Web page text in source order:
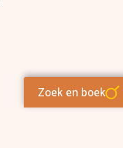
Zoek en boek